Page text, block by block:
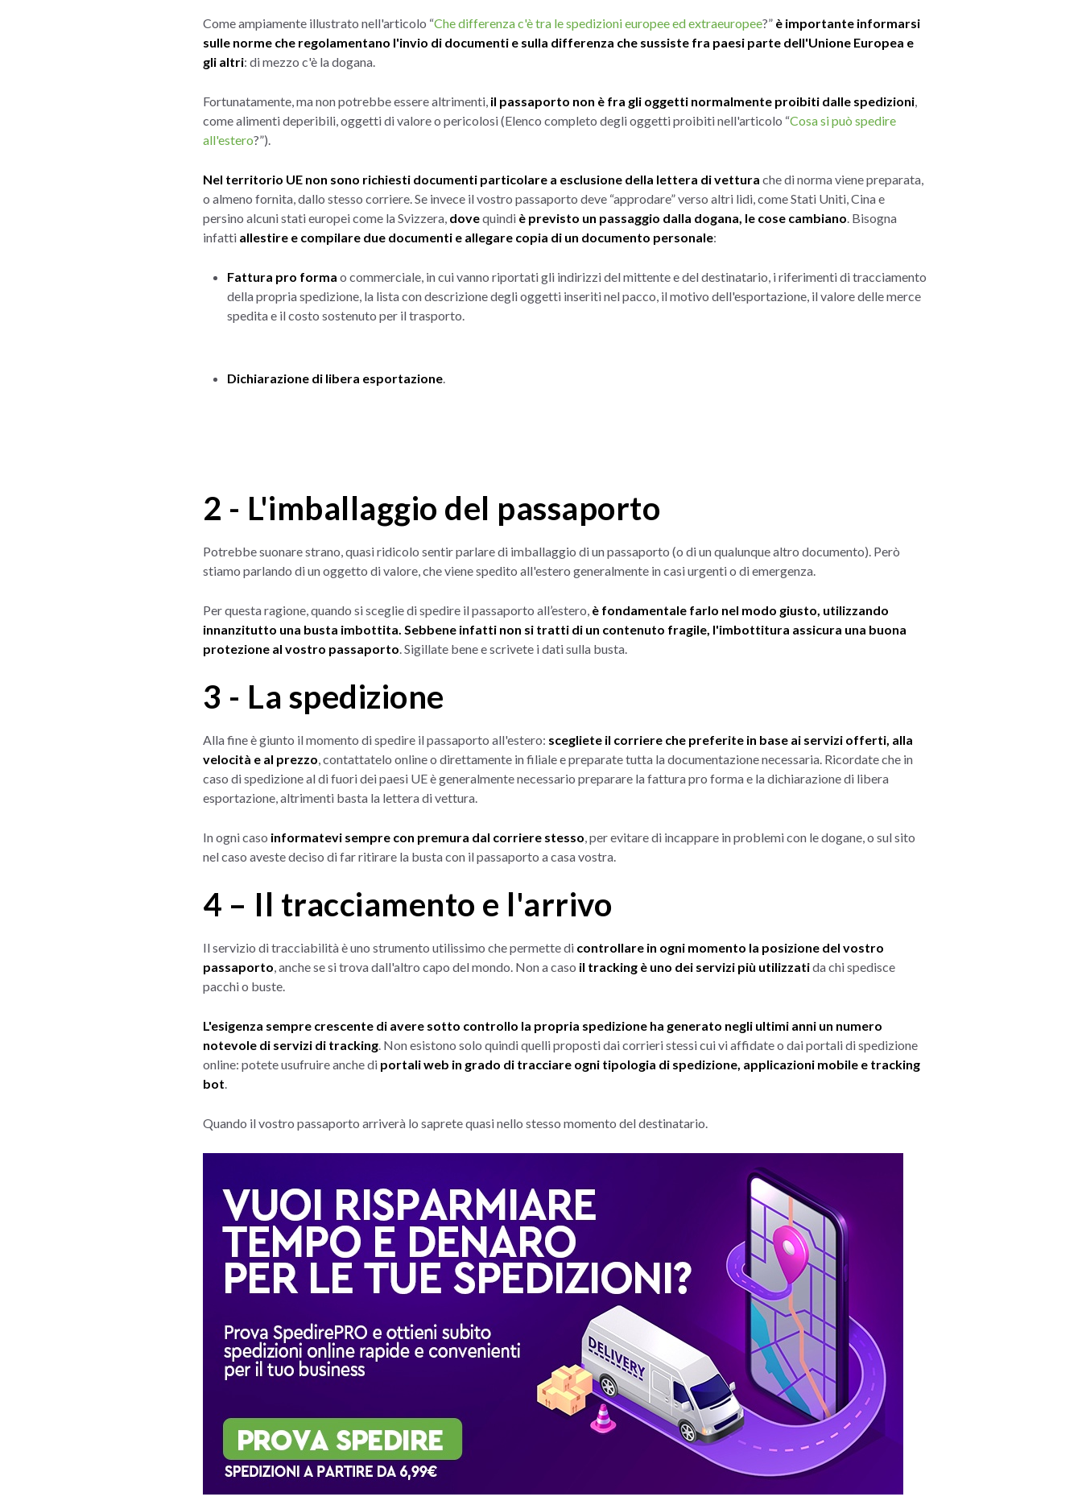
Come ampiamente illustrato nell'articolo “Che differenza c'è tra le spedizioni europee ed extraeuropee?” è importante informarsi
sulle norme che regolamentano l'invio di documenti e sulla differenza che sussiste fra paesi parte dell'Unione Europea e
gli altri: di mezzo c'è la dogana.
Fortunatamente, ma non potrebbe essere altrimenti, il passaporto non è fra gli oggetti normalmente proibiti dalle spedizioni,
come alimenti deperibili, oggetti di valore o pericolosi(Elenco completo degli oggetti proibiti nell'articolo “Cosa si può spedire
all'estero?”).
Nel territorio UE non sono richiesti documenti particolare a esclusione della lettera di vettura che di norma viene preparata,
o almeno fornita, dallo stesso corriere. Se invece il vostro passaporto deve “approdare” verso altri lidi, come Stati Uniti, Cina e
persino alcuni stati europei come la Svizzera, dovequindi è previsto un passaggio dalla dogana, le cose cambiano. Bisogna
infatti allestire e compilare due documenti e allegare copia di un documento personale:
Fattura pro forma o commerciale, in cui vanno riportati gli indirizzi del mittente e del destinatario, i riferimenti di tracciamento
della propria spedizione, la lista con descrizione degli oggetti inseriti nel pacco, il motivo dell'esportazione, il valore delle merce
spedita e il costo sostenuto per il trasporto.
Dichiarazione di libera esportazione.
2 - L'imballaggio del passaporto
Potrebbe suonare strano, quasi ridicolo sentir parlare di imballaggio di un passaporto (o di un qualunque altro documento). Però
stiamo parlando di un oggetto di valore, che viene spedito all'estero generalmente in casi urgenti o di emergenza.
Per questa ragione, quando si sceglie di spedire il passaporto all’estero, è fondamentale farlo nel modo giusto, utilizzando
innanzitutto una busta imbottita. Sebbene infatti non si tratti di un contenuto fragile, l'imbottitura assicura una buona
protezione al vostro passaporto. Sigillate bene e scrivete i dati sulla busta.
3 - La spedizione
Alla fine è giunto il momento di spedire il passaporto all'estero: scegliete il corriere che preferite in base ai servizi offerti, alla
velocità e al prezzo, contattatelo online o direttamente in filiale e preparate tutta la documentazione necessaria. Ricordate che in
caso di spedizione al di fuori dei paesi UE è generalmente necessario preparare la fattura pro forma e la dichiarazione di libera
esportazione, altrimenti basta la lettera di vettura.
In ogni caso informatevi sempre con premura dal corriere stesso, per evitare di incappare in problemi con le dogane, o sul sito
nel caso aveste deciso di far ritirare la busta con il passaporto a casa vostra.
4 – Il tracciamento e l'arrivo
Il servizio di tracciabilità è uno strumento utilissimo che permette di controllare in ogni momento la posizione del vostro
passaporto, anche se si trova dall'altro capo del mondo. Non a caso il tracking è uno dei servizi più utilizzatida chi spedisce
pacchi o buste.
L'esigenza sempre crescente di avere sotto controllo la propria spedizione ha generato negli ultimi anni un numero
notevole di servizi di tracking. Non esistono solo quindi quelli proposti dai corrieri stessi cui vi affidate o dai portali di spedizione
online: potete usufruire anche di portali web in grado di tracciare ogni tipologia di spedizione, applicazioni mobile e tracking
bot.
Quando il vostro passaporto arriverà lo saprete quasi nello stesso momento del destinatario.